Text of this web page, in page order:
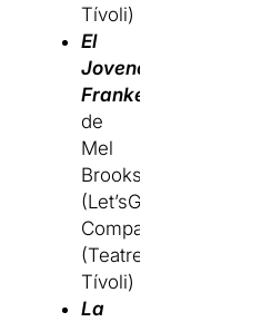
Tívoli)
El
Jovencito
Frankenstein
de
Mel
Brooks
(Let’sGo
Company)
(Teatre
Tívoli)
La